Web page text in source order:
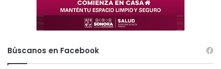
Búscanos en Facebook